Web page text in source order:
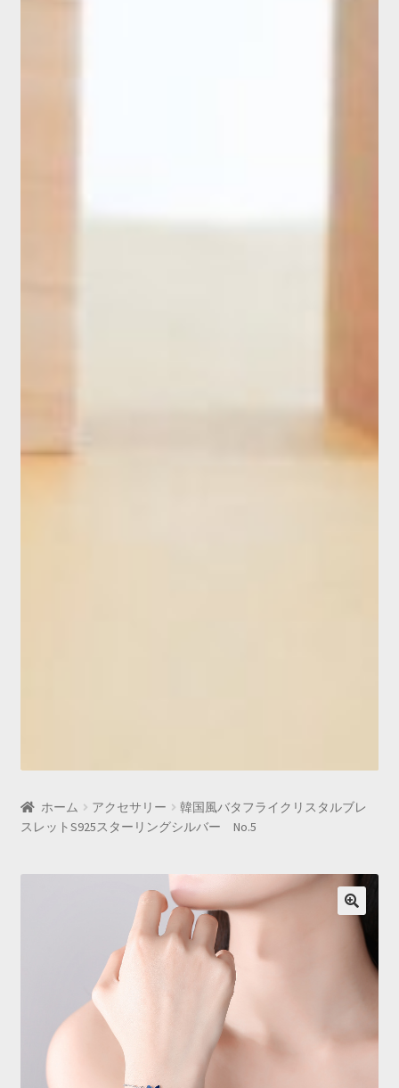
ホーム アクセサリー
韓国風バタフライクリスタルブレ
スレットS925スターリングシルバー No.5
🔍